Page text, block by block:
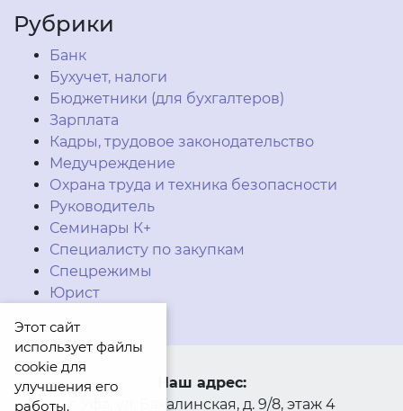
Рубрики
Банк
Бухучет, налоги
Бюджетники (для бухгалтеров)
Зарплата
Кадры, трудовое законодательство
Медучреждение
Охрана труда и техника безопасности
Руководитель
Семинары К+
Специалисту по закупкам
Спецрежимы
Юрист
Наш адрес:
г. Уфа, ул. Бакалинская, д. 9/8, этаж 4
Этот сайт
использует файлы
cookie для
улучшения его
работы.